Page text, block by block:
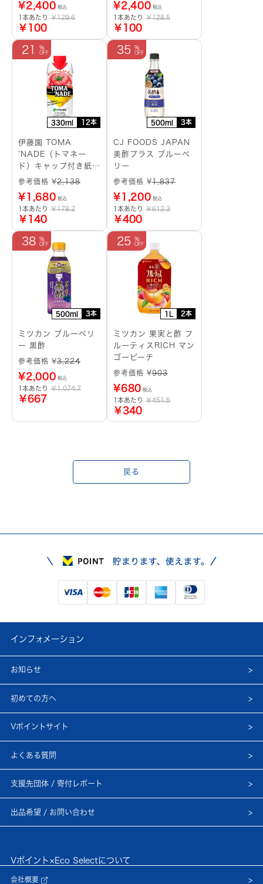
¥2,400 税込
1本あたり ￥129.6
￥100
¥2,400 税込
1本あたり ￥128.5
￥100
330ml 12本
21
伊藤園 TOMA
’NADE（トマネー
ド）キャップ付き紙パ
ック
参考価格 ¥2,138
¥1,680 税込
1本あたり ￥178.2
￥140
500ml 3本
35
CJ FOODS JAPAN
美酢プラス ブルーベ
リー
参考価格 ¥1,837
¥1,200 税込
1本あたり ￥612.3
￥400
500ml 3本
38
ミツカン ブルーベリ
ー 黒酢
参考価格 ¥3,224
¥2,000 税込
1本あたり ￥1,074.7
￥667
1L 2本
25
ミツカン 果実と酢 フ
ルーティスRICH マン
ゴーピーチ
参考価格 ¥903
¥680 税込
1本あたり ￥451.5
￥340
戻る
インフォメーション
お知らせ
初めての方へ
Vポイントサイト
よくある質問
支援先団体 / 寄付レポート
出品希望 / お問い合わせ
Vポイント×Eco Selectについて
会社概要